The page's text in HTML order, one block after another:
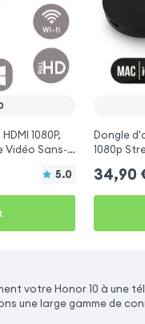
1080P,
Sans-
5.0
Dongle
1080p
pour
34,90
votre Honor 10 à une
une large gamme de